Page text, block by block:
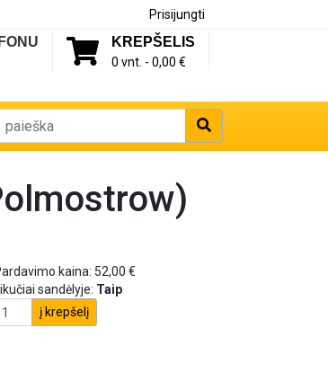
Prisijungti
KREPŠELIS
0 vnt. - 0,00 €
kaina: 52,00 €
sandėlyje: Taip
į krepšelį